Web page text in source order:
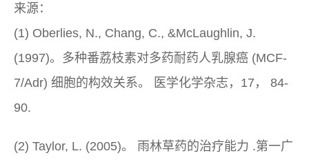
来源：
(1) Oberlies, N., Chang, C., &McLaughlin, J.
(1997)。多种番荔枝素对多药耐药人乳腺癌 (MCF-
7/Adr) 细胞的构效关系。
医学化学杂志，17，
84-
90.
(2) Taylor, L. (2005)。 雨林草药的治疗能力 .第一广